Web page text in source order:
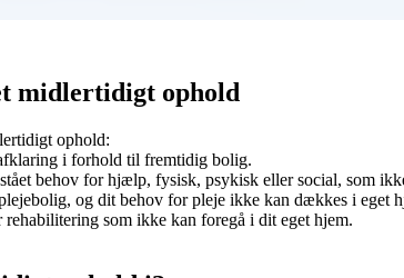
midlertidigt ophold
ophold:
i forhold til fremtidig bolig.
behov for hjælp, fysisk, psykisk eller social, som
og dit behov for pleje ikke kan dækkes i eget
som ikke kan foregå i dit eget hjem.